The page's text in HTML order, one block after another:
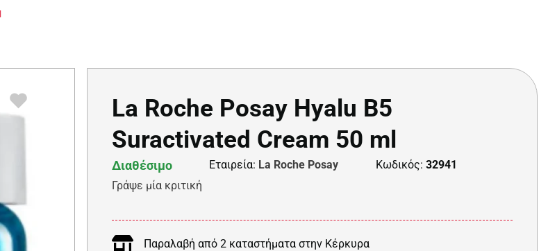
La Roche Posay Hyalu B5
Suractivated Cream 50 ml
Διαθέσιμο Εταιρεία: La Roche Posay Κωδικός: 32941
Γράψε μία κριτική
Παραλαβή από 2 καταστήματα στην Κέρκυρα